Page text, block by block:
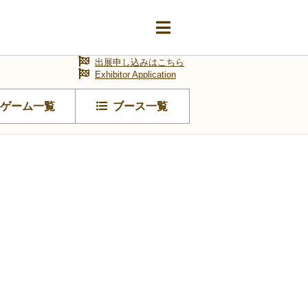
ゲーム一覧 ブース一覧
出展申し込みはこちら
Exhibitor Application